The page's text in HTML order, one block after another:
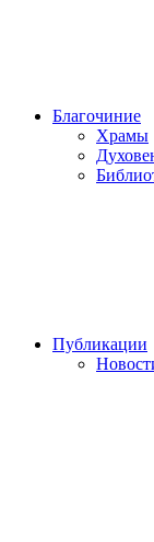
Благочиние
Храмы
Публикации